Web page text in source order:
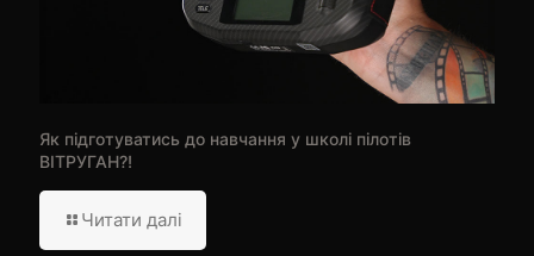
Як підготуватись до навчання у школі пілотів
ВІТРУГАН?!
Читати далі